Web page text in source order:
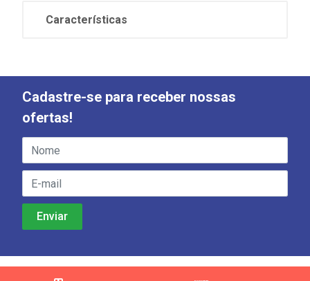
Características
Cadastre-se para receber nossas
ofertas!